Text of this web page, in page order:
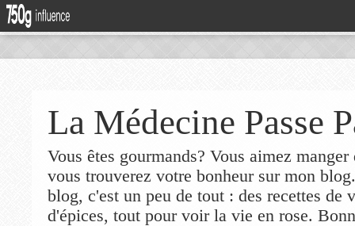
La Médecine Passe
Vous êtes gourmands? Vous aimez
vous trouverez votre bonheur sur mon
blog, c'est un peu de tout : des recettes de
d'épices, tout pour voir la vie en rose.